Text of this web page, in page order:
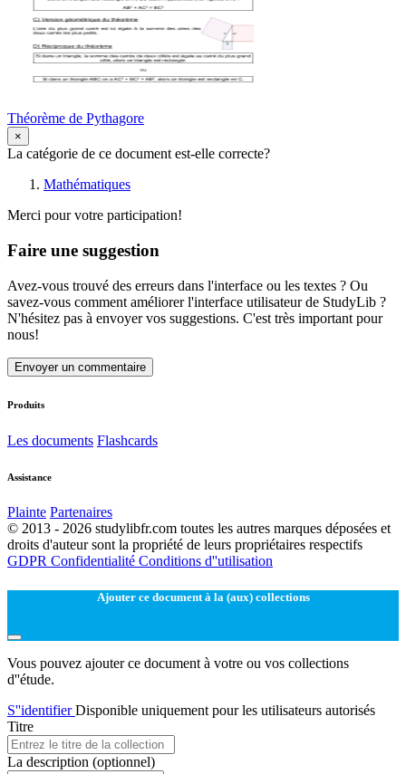
Théorème de Pythagore
×
La catégorie de ce document est-elle correcte?
Mathématiques
Merci pour votre participation!
Faire une suggestion
Avez-vous trouvé des erreurs dans l'interface ou les textes ? Ou
savez-vous comment améliorer l'interface utilisateur de StudyLib ?
N'hésitez pas à envoyer vos suggestions. C'est très important pour
nous!
Envoyer un commentaire
Produits
Les documents Flashcards
Assistance
Plainte Partenaires
© 2013 - 2026 studylibfr.com toutes les autres marques déposées et
droits d'auteur sont la propriété de leurs propriétaires respectifs
GDPR Confidentialité Conditions d''utilisation
Ajouter ce document à la (aux) collections
Vous pouvez ajouter ce document à votre ou vos collections
d''étude.
S''identifierDisponible uniquement pour les utilisateurs autorisés
Titre
La description (optionnel)